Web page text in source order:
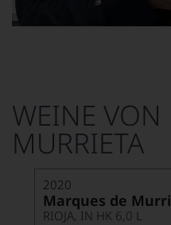
WEINE VON
MURRIETA
2020
Marques de
RIOJA, IN HK 6,0 L